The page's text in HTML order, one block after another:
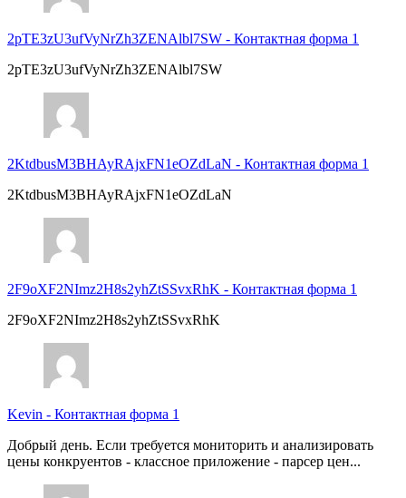
2pTE3zU3ufVyNrZh3ZENAlbl7SW - Контактная форма 1
2pTE3zU3ufVyNrZh3ZENAlbl7SW
2KtdbusM3BHAyRAjxFN1eOZdLaN - Контактная форма 1
2KtdbusM3BHAyRAjxFN1eOZdLaN
2F9oXF2NImz2H8s2yhZtSSvxRhK - Контактная форма 1
2F9oXF2NImz2H8s2yhZtSSvxRhK
Kevin - Контактная форма 1
Добрый день. Если требуется мониторить и анализировать
цены конкруентов - классное приложение - парсер цен...